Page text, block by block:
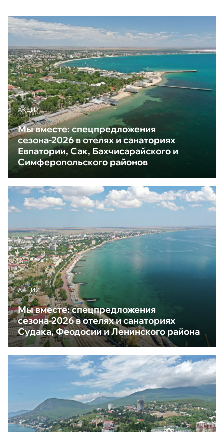
АКЦИИ
Мы вместе: спецпредложения
сезона-2026 в отелях и санаториях
Евпатории, Сак, Бахчисарайского и
Симферопольского районов
АКЦИИ
Мы вместе: спецпредложения
сезона-2026 в отелях и санаториях
Судака, Феодосии и Ленинского района